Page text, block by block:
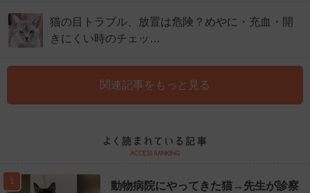
猫の目トラブル、放置は危険？めやに・充血・開
きにくい時のチェッ…
関連記事をもっと見る
1
動物病院にやってきた猫→先生が診察